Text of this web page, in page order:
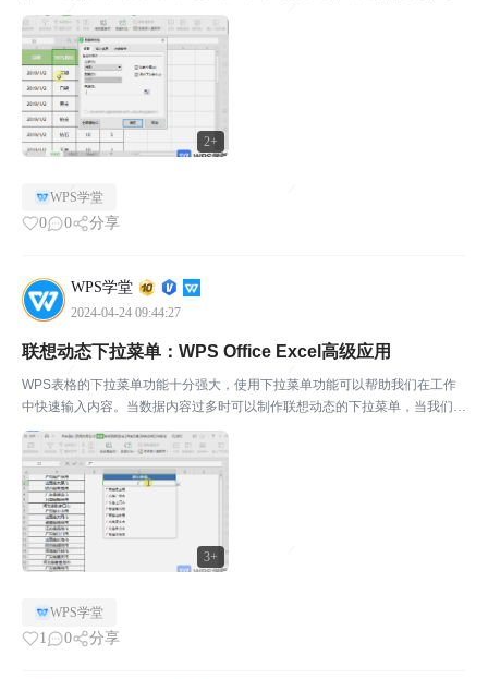
2+
择，如“序列”。在“来源”中输入内容，或选择来源的区域。（注意：输入内容
的需要用英文逗号隔开）完成上...
WPS学堂
0 0 分享
WPS学堂
2024-04-24 09:44:27
3+
联想动态下拉菜单：WPS Office Excel高级应用
WPS表格的下拉菜单功能十分强大，使用下拉菜单功能可以帮助我们在工作
中快速输入内容。当数据内容过多时可以制作联想动态的下拉菜单，当我们输
入一个关键词时，下拉菜单会出现与其相关的内容。￭点击数据-有效性，设置
条件为“序列”。来源中输入=OFFSET($A$1...
WPS学堂
1 0 分享